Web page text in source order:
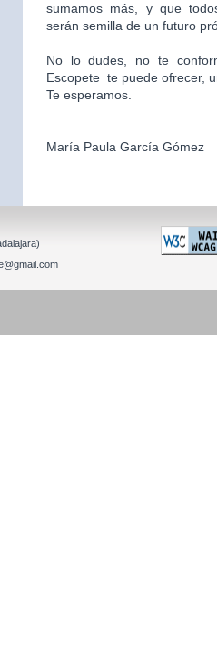
sumamos más, y que
serán semilla de un futuro
No lo dudes, no te
Escopete te puede ofrecer,
Te esperamos.
María Paula García Gómez